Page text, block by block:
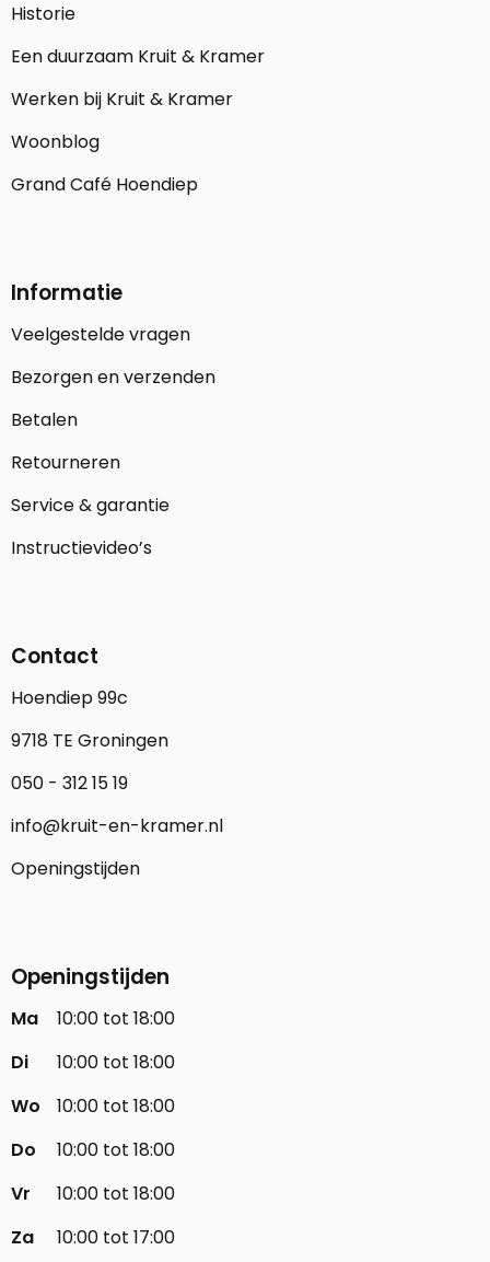
Historie
Een duurzaam Kruit & Kramer
Werken bij Kruit & Kramer
Woonblog
Grand Café Hoendiep
Informatie
Veelgestelde vragen
Bezorgen en verzenden
Betalen
Retourneren
Service & garantie
Instructievideo’s
Contact
Hoendiep 99c
9718 TE Groningen
050 - 312 15 19
info@kruit-en-kramer.nl
Openingstijden
Openingstijden
Ma
10:00 tot 18:00
Di
10:00 tot 18:00
Wo
10:00 tot 18:00
Do
10:00 tot 18:00
Vr
10:00 tot 18:00
Za
10:00 tot 17:00